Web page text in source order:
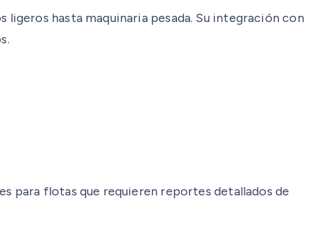
hasta maquinaria pesada. Su integración con
para flotas que requieren reportes detallados de